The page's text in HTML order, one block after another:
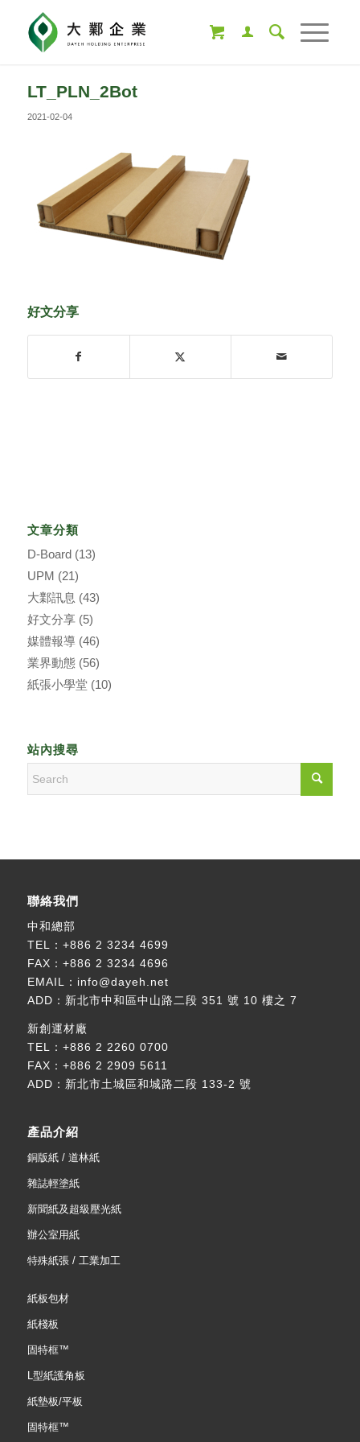
LT_PLN_2Bot
2021-02-04
好文分享
文章分類
D-Board(13)
UPM (21)
大鄴訊息 (43)
好文分享(5)
媒體報導(46)
業界動態(56)
紙張小學堂 (10)
站內搜尋
聯絡我們
中和總部
TEL： +886 2 3234 4699
FAX：+886 2 3234 4696
EMAIL： info@dayeh.net
ADD： 新北市中和區中山路二段 351 號 10 樓之 7
新創運材廠
TEL： +886 2 2260 0700
FAX：+886 2 2909 5611
ADD： 新北市土城區和城路二段 133-2 號
產品介紹
銅版紙 / 道林紙
雜誌輕塗紙
新聞紙及超級壓光紙
辦公室用紙
特殊紙張 / 工業加工
紙板包材
紙棧板
固特框™
L型紙護角板
紙墊板/平板
固特框™